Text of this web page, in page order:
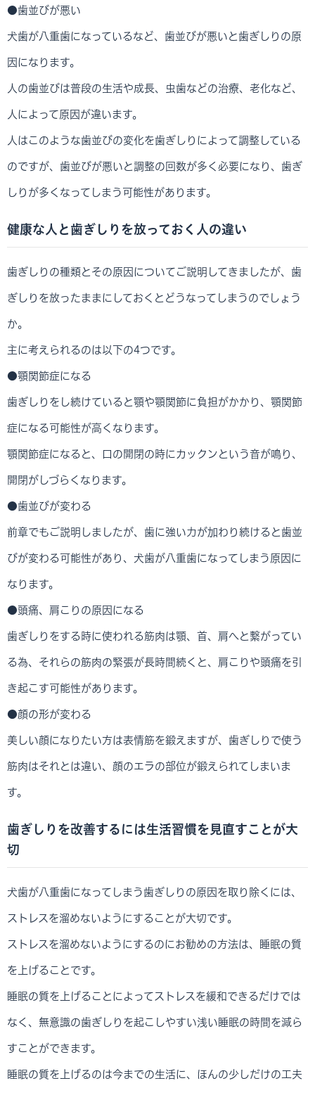
●歯並びが悪い
犬歯が八重歯になっているなど、歯並びが悪いと歯ぎしりの原
因になります。
人の歯並びは普段の生活や成長、虫歯などの治療、老化など、
人によって原因が違います。
人はこのような歯並びの変化を歯ぎしりによって調整している
のですが、歯並びが悪いと調整の回数が多く必要になり、歯ぎ
しりが多くなってしまう可能性があります。
健康な人と歯ぎしりを放っておく人の違い
歯ぎしりの種類とその原因についてご説明してきましたが、歯
ぎしりを放ったままにしておくとどうなってしまうのでしょう
か。
主に考えられるのは以下の4つです。
●顎関節症になる
歯ぎしりをし続けていると顎や顎関節に負担がかかり、顎関節
症になる可能性が高くなります。
顎関節症になると、口の開閉の時にカックンという音が鳴り、
開閉がしづらくなります。
●歯並びが変わる
前章でもご説明しましたが、歯に強い力が加わり続けると歯並
びが変わる可能性があり、犬歯が八重歯になってしまう原因に
なります。
●頭痛、肩こりの原因になる
歯ぎしりをする時に使われる筋肉は顎、首、肩へと繋がってい
る為、それらの筋肉の緊張が長時間続くと、肩こりや頭痛を引
き起こす可能性があります。
●顔の形が変わる
美しい顔になりたい方は表情筋を鍛えますが、歯ぎしりで使う
筋肉はそれとは違い、顔のエラの部位が鍛えられてしまいま
す。
歯ぎしりを改善するには生活習慣を見直すことが大
切
犬歯が八重歯になってしまう歯ぎしりの原因を取り除くには、
ストレスを溜めないようにすることが大切です。
ストレスを溜めないようにするのにお勧めの方法は、睡眠の質
を上げることです。
睡眠の質を上げることによってストレスを緩和できるだけでは
なく、無意識の歯ぎしりを起こしやすい浅い睡眠の時間を減ら
すことができます。
睡眠の質を上げるのは今までの生活に、ほんの少しだけの工夫